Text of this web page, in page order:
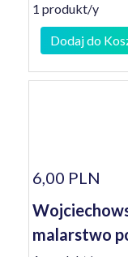
1 produkt/y
Dodaj do
6,00 PLN
malarstwo